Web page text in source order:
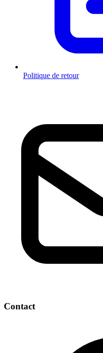
Politique de retour
Contact